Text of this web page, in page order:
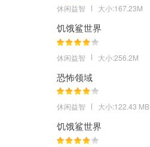
休闲益智 大小:167.23M
饥饿鲨世界
休闲益智 大小:256.2M
恐怖领域
休闲益智 大小:122.43 MB
饥饿鲨世界